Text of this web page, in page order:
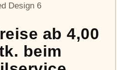
ab 4,00
beim